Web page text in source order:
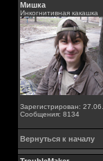
Мишка
Инкогнитивная какашка
Зарегистрирован:
Сообщения: 8134
Вернуться к началу